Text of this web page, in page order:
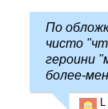
По
чисто
героини
более-
L